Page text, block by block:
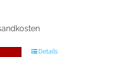
Details